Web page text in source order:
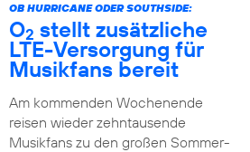
OB HURRICANE ODER SOUTHSIDE:
O2 stellt zusätzliche
LTE-Versorgung für
Musikfans bereit
Am kommenden Wochenende
reisen wieder zehntausende
Musikfans zu den großen Sommer-